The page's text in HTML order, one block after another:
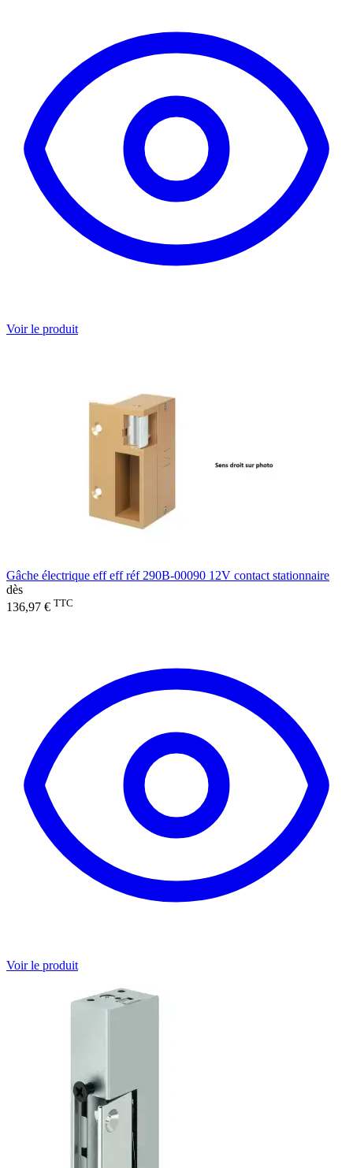
Voir le produit
Gâche électrique eff eff réf 290B-00090 12V contact stationnaire
dès
136,97 € TTC
Voir le produit